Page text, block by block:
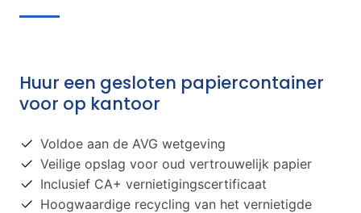
Huur een gesloten papiercontainer
voor op kantoor
Voldoe aan de AVG wetgeving
Veilige opslag voor oud vertrouwelijk papier
Inclusief CA+ vernietigingscertificaat
Hoogwaardige recycling van het vernietigde